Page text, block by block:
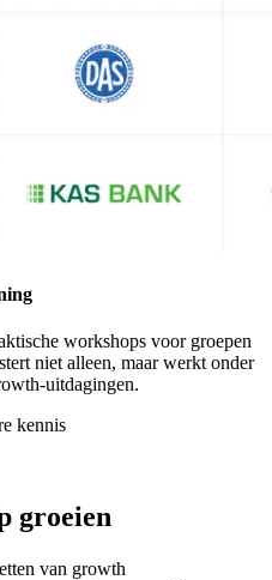
workshops voor groepen
niet alleen, maar werkt onder
uitdagingen.
kennis
groeien
van growth